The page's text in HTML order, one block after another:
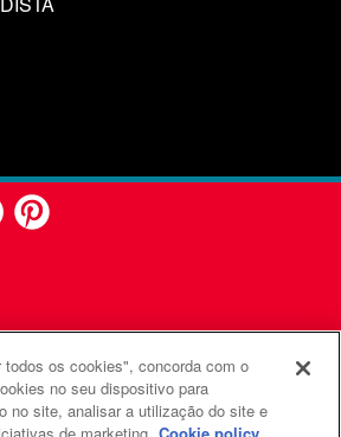
Unidas é uma agência da Igreja
Metodista Unida
os cookies", concorda com o
no seu dispositivo para
no site, analisar a utilização do site e